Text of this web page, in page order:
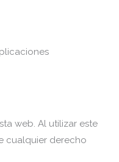
web. Al utilizar este
cualquier derecho